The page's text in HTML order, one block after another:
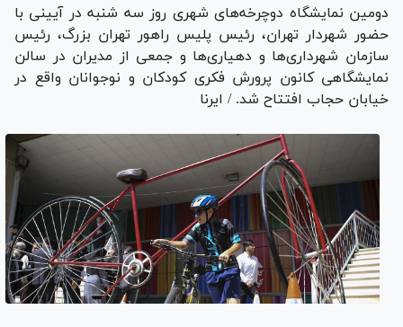
دومین نمایشگاه دوچرخه‌های شهری روز سه شنبه در آیینی با
حضور شهردار تهران، رئیس پلیس راهور تهران بزرگ، رئیس
سازمان شهرداری‌ها و دهیاری‌ها و جمعی از مدیران در سالن
نمایشگاهی کانون پرورش فکری کودکان و نوجوانان واقع در
خیابان حجاب افتتاح شد. / ایرنا